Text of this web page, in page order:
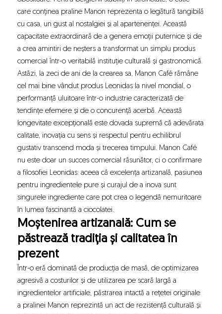
care conținea praline Manon reprezenta o legătură tangibilă
cu casa, un gust al nostalgiei și al apartenenței. Această
capacitate extraordinară de a genera emoții puternice și de
a crea amintiri de neșters a transformat un simplu produs
comercial într-o veritabilă instituție culturală și gastronomică.
Astăzi, la zeci de ani de la crearea sa, Manon Café rămâne
cel mai bine vândut produs Leonidas la nivel mondial, o
performanță uluitoare într-o industrie caracterizată de
tendințe efemere și de o concurență acerbă. Această
longevitate excepțională este dovada supremă că adevărata
calitate, inovația cu sens și respectul pentru echilibrul
gustativ transcend moda și trecerea timpului. Manon Café
nu este doar un succes comercial răsunător, ci o confirmare
a filosofiei Leonidas: aceea că excelența artizanală, pasiunea
pentru ingredientele pure și curajul de a inova sunt
singurele ingrediente care pot crea o legendă nemuritoare
în lumea fascinantă a ciocolatei.
Moștenirea artizanală: Cum se
păstrează tradiția și calitatea în
prezent
Într-o eră dominată de producția de masă, de optimizarea
agresivă a costurilor și de utilizarea pe scară largă a
ingredientelor artificiale, păstrarea intactă a rețetei originale
a pralinei Manon reprezintă un act de rezistență culturală și